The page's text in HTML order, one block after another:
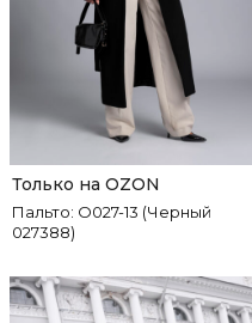
Пальто: О027-13 (Черный
027388)
Только на OZON